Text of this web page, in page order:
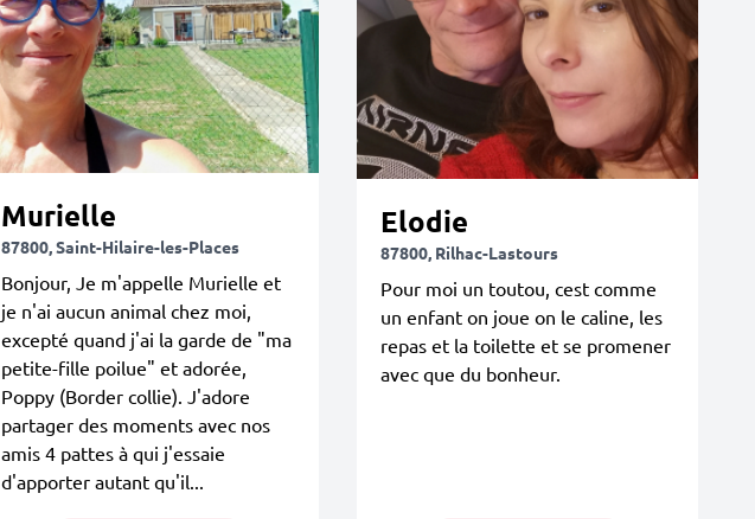
Murielle
87800, Saint-Hilaire-les-Places
Bonjour, Je m'appelle Murielle et
je n'ai aucun animal chez moi,
excepté quand j'ai la garde de "ma
petite-fille poilue" et adorée,
Poppy (Border collie). J'adore
partager des moments avec nos
amis 4 pattes à qui j'essaie
d'apporter autant qu'il...
Elodie
87800, Rilhac-Lastours
Pour moi un toutou, cest comme
un enfant on joue on le caline, les
repas et la toilette et se promener
avec que du bonheur.